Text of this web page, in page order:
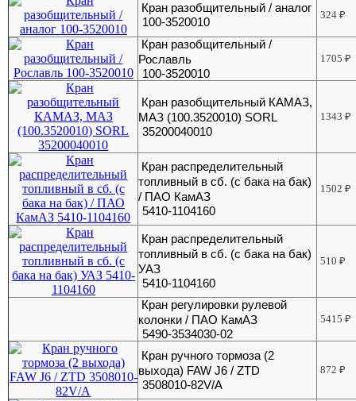
Кран разобщительный / аналог
100-3520010
324₽
Кран разобщительный /
Рославль
100-3520010
1705₽
Кран разобщительный КАМАЗ,
МАЗ (100.3520010) SORL
35200040010
1343₽
Кран распределительный
топливный в сб. (с бака на бак)
/ ПАО КамАЗ
5410-1104160
1502₽
Кран распределительный
топливный в сб. (с бака на бак)
УАЗ
5410-1104160
510₽
Кран регулировки рулевой
колонки / ПАО КамАЗ
5490-3534030-02
5415₽
Кран ручного тормоза (2
выхода) FAW J6 / ZTD
3508010-82V/A
872₽